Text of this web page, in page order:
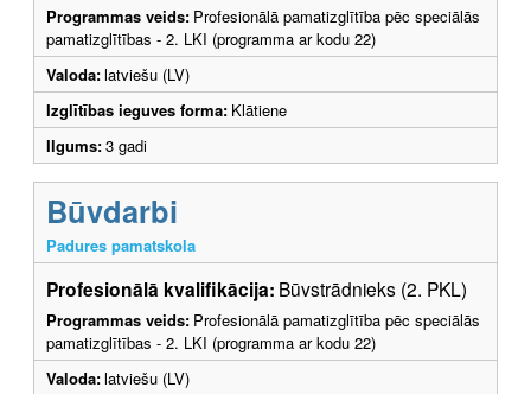
Programmas veids: Profesionālā pamatizglītība pēc speciālās
pamatizglītības - 2. LKI (programma ar kodu 22)
Valoda:latviešu (LV)
Izglītības ieguves forma: Klātiene
Ilgums:3 gadi
Būvdarbi
Padures pamatskola
Profesionālā kvalifikācija: Būvstrādnieks (2. PKL)
Programmas veids: Profesionālā pamatizglītība pēc speciālās
pamatizglītības - 2. LKI (programma ar kodu 22)
Valoda:latviešu (LV)